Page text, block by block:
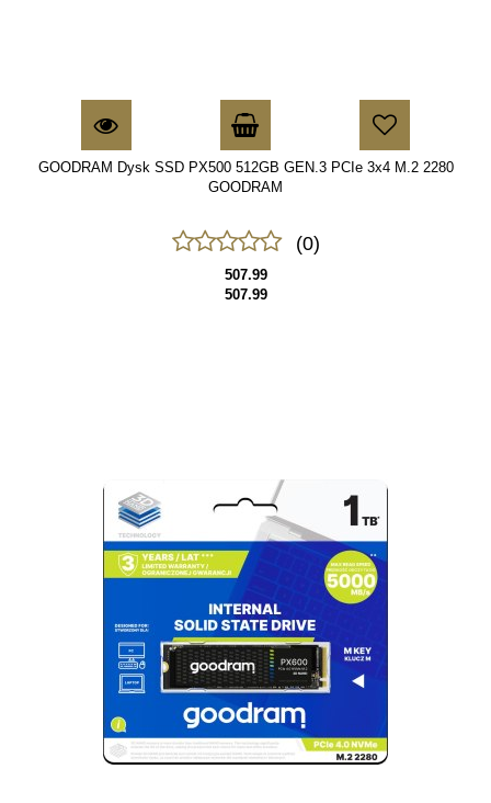
GOODRAM Dysk SSD PX500 512GB GEN.3 PCIe 3x4 M.2 2280
GOODRAM
(0)
507.99
507.99